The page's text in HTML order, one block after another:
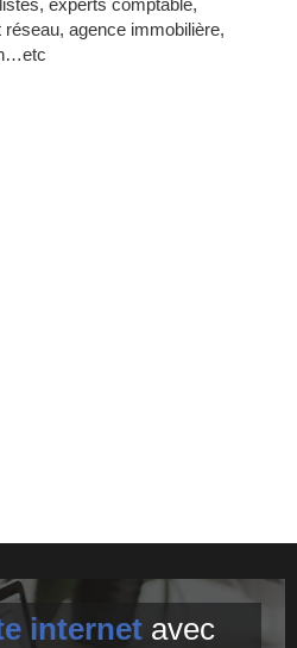
agence immobilière,
internet avec